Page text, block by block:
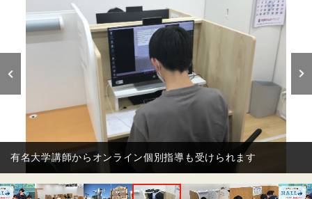
無料自習席を完備しております